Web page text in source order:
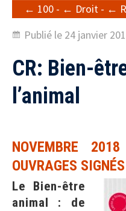
100 - Droit -
Publié le 24 janvier
CR: Bien-
l’animal
NOVEMBRE
OUVRAGES
Le Bien-être
animal : de